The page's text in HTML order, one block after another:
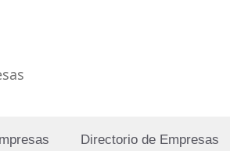
Directorio de Empresas